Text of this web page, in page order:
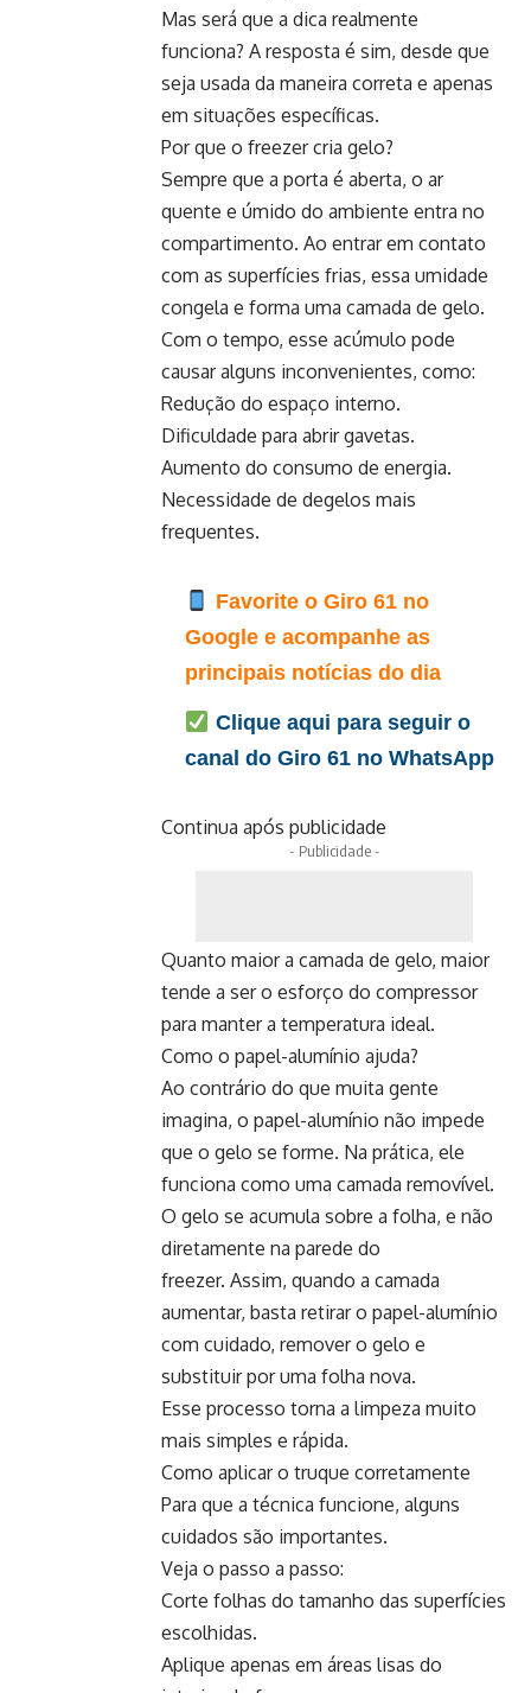
Mas será que a dica realmente
funciona? A resposta é sim, desde que
seja usada da maneira correta e apenas
em situações específicas.
Por que o freezer cria gelo?
Sempre que a porta é aberta, o ar
quente e úmido do ambiente entra no
compartimento. Ao entrar em contato
com as superfícies frias, essa umidade
congela e forma uma camada de gelo.
Com o tempo, esse acúmulo pode
causar alguns inconvenientes, como:
Redução do espaço interno.
Dificuldade para abrir gavetas.
Aumento do consumo de energia.
Necessidade de degelos mais
frequentes.
Favorite o Giro 61 no
Google e acompanhe as
principais notícias do dia
Clique aqui para seguir o
canal do Giro 61 no WhatsApp
Continua após publicidade
- Publicidade -
Quanto maior a camada de gelo, maior
tende a ser o esforço do compressor
para manter a temperatura ideal.
Como o papel-alumínio ajuda?
Ao contrário do que muita gente
imagina, o papel-alumínio não impede
que o gelo se forme. Na prática, ele
funciona como uma camada removível.
O gelo se acumula sobre a folha, e não
diretamente na parede do
freezer. Assim, quando a camada
aumentar, basta retirar o papel-alumínio
com cuidado, remover o gelo e
substituir por uma folha nova.
Esse processo torna a limpeza muito
mais simples e rápida.
Como aplicar o truque corretamente
Para que a técnica funcione, alguns
cuidados são importantes.
Veja o passo a passo:
Corte folhas do tamanho das superfícies
escolhidas.
Aplique apenas em áreas lisas do